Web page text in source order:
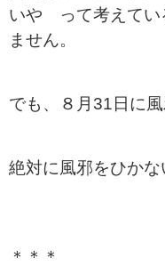
いや って考えてい
ません。
でも、８月31日に
絶対に風邪をひかな
＊＊＊